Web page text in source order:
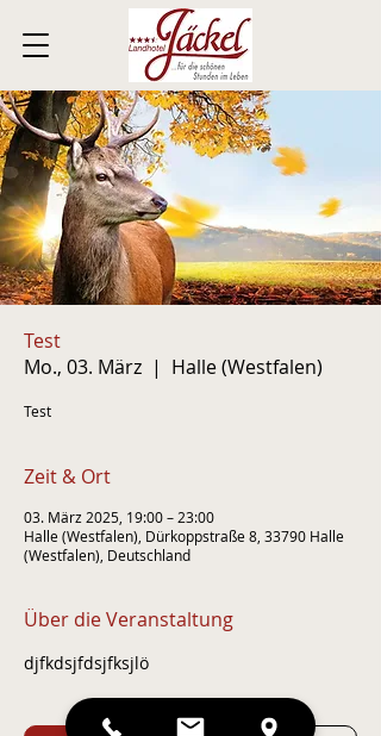
Test
Mo., 03. März
  |
Halle (Westfalen)
Test
Zeit & Ort
03. März 2025, 19:00 – 23:00
Halle (Westfalen), Dürkoppstraße 8, 33790 Halle
(Westfalen), Deutschland
Über die Veranstaltung
djfkdsjfdsjfksjlö